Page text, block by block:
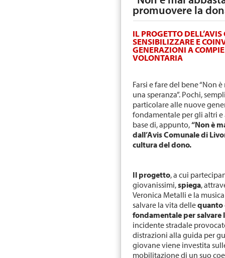
promuovere la
IL PROGETTO
SENSIBILIZZARE E
GENERAZIONI A
VOLONTARIA
Farsi e fare del bene “Non
una speranza”. Pochi,
particolare alle nuove
fondamentale per gli altri e
base di, appunto,“Non è
dall’Avis Comunale di
cultura del dono.
Il progetto, a cui
giovanissimi,spiega,
Veronica Metalli e la
salvare la vita dellequanto
fondamentale per salvare
incidente stradale
distrazioni alla guida per
giovane viene investita
mobilitazione di un suo